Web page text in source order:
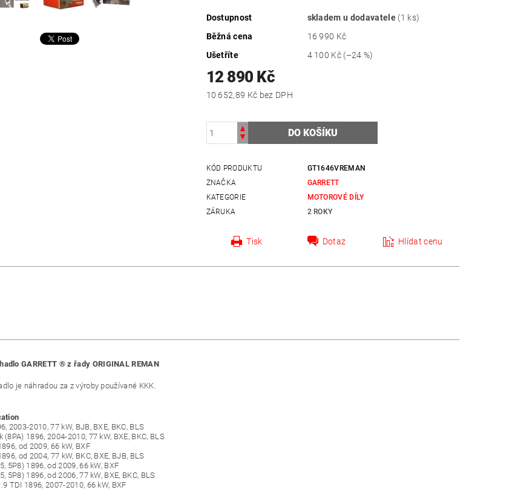
Dostupnost skladem u dodavatele (1 ks)
Běžná cena
16 990 Kč
Ušetříte
4 100 Kč (–24 %)
12 890 Kč
10 652,89 Kč bez DPH
KÓD PRODUKTU
GT1646VREMAN
ZNAČKA
GARRETT
KATEGORIE
MOTOROVÉ DÍLY
ZÁRUKA
2 ROKY
Tisk Dotaz Hlídat cenu
GARRETT ® z řady ORIGINAL REMAN
je náhradou za z výroby používané KKK.
2003-2010, 77 kW, BJB, BXE, BKC, BLS
1896, 2004-2010, 77 kW, BXE, BKC, BLS
od 2009, 66 kW, BXF
od 2004, 77 kW, BKC, BXE, BJB, BLS
5P8) 1896, od 2009, 66 kW, BXF
5P8) 1896, od 2006, 77 kW, BXE, BKC, BLS
TDI 1896, 2007-2010, 66 kW, BXF